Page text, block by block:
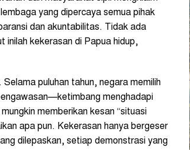
yang dipercaya semua pihak
dan akuntabilitas. Tidak ada
inilah kekerasan di Papua hidup,
puluhan tahun, negara memilih
menghadapi
memberikan kesan “situasi
apa pun. Kekerasan hanya bergeser
dilepaskan, setiap demonstrasi yang